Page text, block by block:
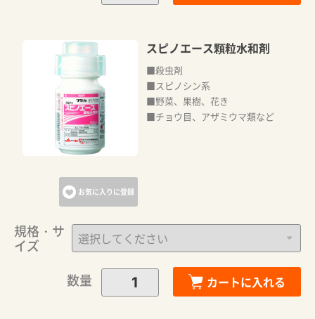
お気に入りに登録
スピノエース顆粒水和剤
■殺虫剤
■スピノシン系
■野菜、果樹、花き
■チョウ目、アザミウマ類など
規格・サ
イズ
数量
カートに入れる
カートに追加しました。
お買い物を続ける